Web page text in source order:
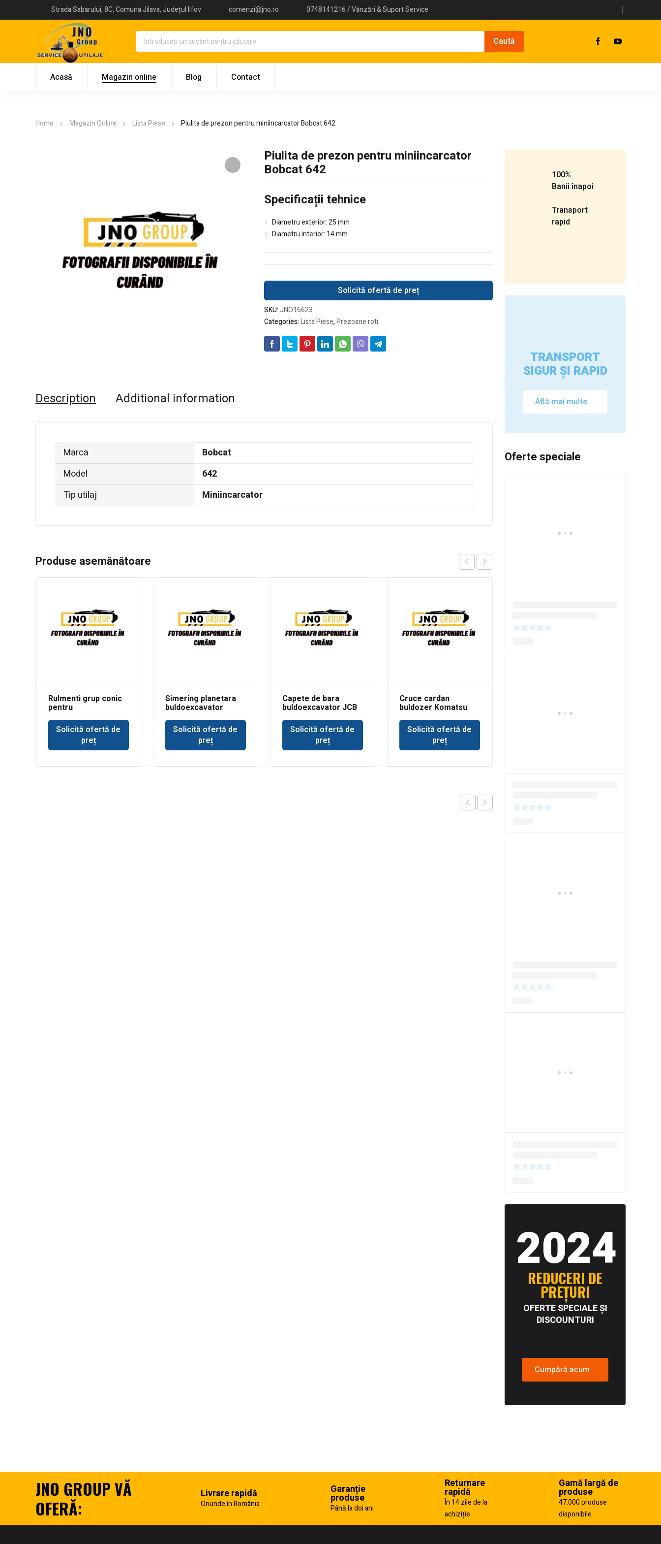
Strada Sabarului, 8C, Comuna Jilava, Județul Ilfov comenzi@jno.ro 0748141216 / Vânzări & Suport Service
Acasă Magazin online Blog Contact
Home Magazin Online Lista Piese Piulita de prezon pentru miniincarcator Bobcat 642
Piulita de prezon pentru miniincarcator
Bobcat 642
Specificații tehnice
Diametru exterior: 25 mm
Diametru interior: 14 mm
Solicită ofertă de preț
SKU:JNO16623
Categories:Lista Piese,Prezoane roti
Description Additional information
Marca
Bobcat
Model
642
Tip utilaj
Miniincarcator
Produse asemănătoare
Rulmenti grup conic
pentru
Volvo BL71
Solicită ofertă de
preț
Simering planetara
buldoexcavator
Solicită ofertă de
preț
Capete de bara
buldoexcavator JCB
Solicită ofertă de
preț
Cruce cardan
buldozer Komatsu
Solicită ofertă de
preț
100%
Banii înapoi
Transport
rapid
TRANSPORT
SIGUR ȘI RAPID
Află mai multe
Oferte speciale
2024
REDUCERI DE
PREȚURI
OFERTE SPECIALE ȘI
DISCOUNTURI
Cumpără acum
JNO GROUP VĂ
OFERĂ:
Livrare rapidă
Oriunde în România
Garanție
produse
Până la doi ani
Returnare
rapidă
În 14 zile de la
achiziție
Gamă largă de
produse
47.000 produse
disponibile